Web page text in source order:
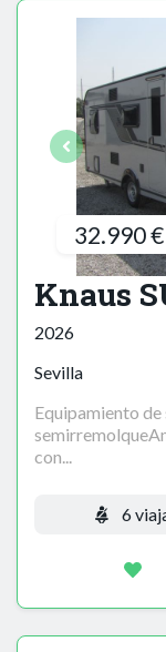
32.990 €
Knaus
2026
Sevilla
Equipamiento
con...
6